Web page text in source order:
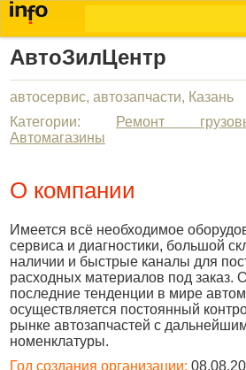
АвтоЗилЦентр
автосервис, автозапчасти, Казань
Категории:
Ремонт
Автомагазины
О компании
Имеется всё необходимое
сервиса и диагностики, большой
наличии и быстрые каналы для
расходных материалов под заказ.
последние тенденции в мире
осуществляется постоянный
рынке автозапчастей с
номенклатуры.
Год создания организации: